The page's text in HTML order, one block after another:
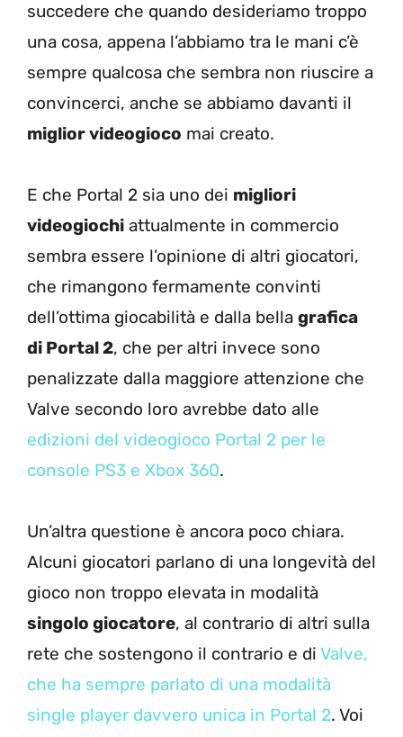
succedere che quando desideriamo troppo
una cosa, appena l’abbiamo tra le mani c’è
sempre qualcosa che sembra non riuscire a
convincerci, anche se abbiamo davanti il
miglior videogioco mai creato.
E che Portal 2 sia uno dei migliori
videogiochi attualmente in commercio
sembra essere l’opinione di altri giocatori,
che rimangono fermamente convinti
dell’ottima giocabilità e dalla bella grafica
di Portal 2, che per altri invece sono
penalizzate dalla maggiore attenzione che
Valve secondo loro avrebbe dato alle
edizioni del videogioco Portal 2 per le
console PS3 e Xbox 360.
Un’altra questione è ancora poco chiara.
Alcuni giocatori parlano di una longevità del
gioco non troppo elevata in modalità
singolo giocatore, al contrario di altri sulla
rete che sostengono il contrario e di Valve,
che ha sempre parlato di una modalità
single player davvero unica in Portal 2. Voi